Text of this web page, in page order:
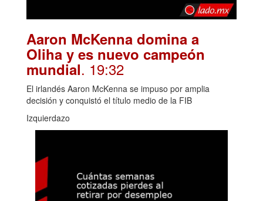
Aaron McKenna domina a
Oliha y es nuevo campeón
mundial. 19:32
El irlandés Aaron McKenna se impuso por amplia
decisión y conquistó el título medio de la FIB
Izquierdazo